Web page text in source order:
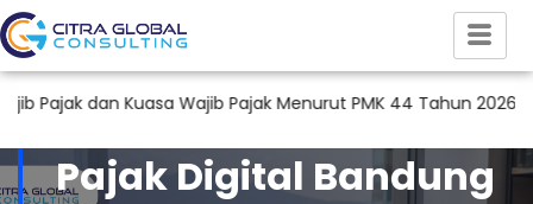
Kuasa Wajib Pajak Menurut PMK 44 Tahun 2026 Audit
Pajak Digital Bandung